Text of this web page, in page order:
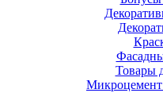
Товары